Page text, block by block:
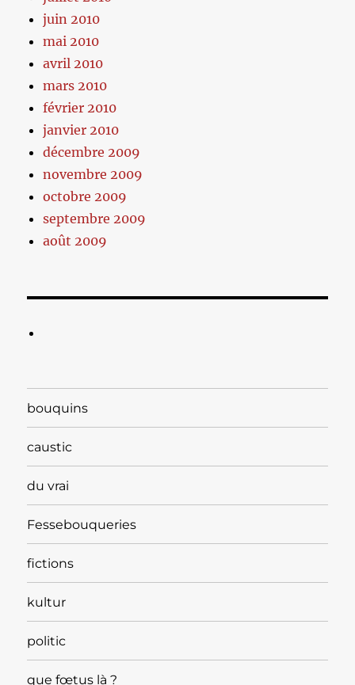
juin 2010
mai 2010
avril 2010
mars 2010
février 2010
janvier 2010
décembre 2009
novembre 2009
octobre 2009
septembre 2009
août 2009
bouquins
caustic
du vrai
Fessebouqueries
fictions
kultur
politic
que fœtus là ?